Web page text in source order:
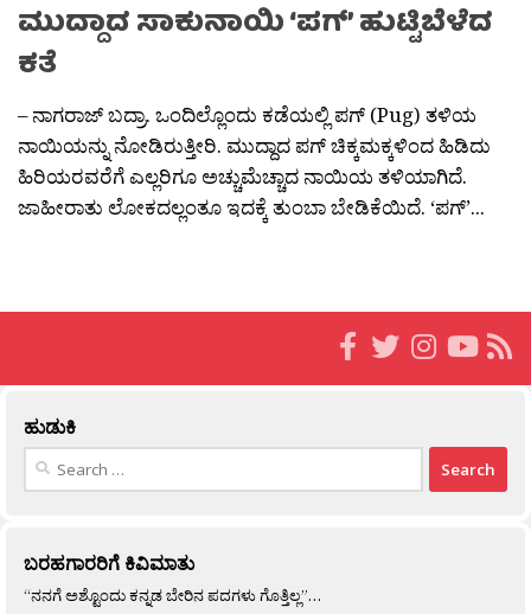
ಮುದ್ದಾದ ಸಾಕುನಾಯಿ ‘ಪಗ್’ ಹುಟ್ಟಿಬೆಳೆದ
ಕತೆ
– ನಾಗರಾಜ್ ಬದ್ರಾ. ಒಂದಿಲ್ಲೊಂದು ಕಡೆಯಲ್ಲಿ ಪಗ್ (Pug) ತಳಿಯ
ನಾಯಿಯನ್ನು ನೋಡಿರುತ್ತೀರಿ. ಮುದ್ದಾದ ಪಗ್ ಚಿಕ್ಕಮಕ್ಕಳಿಂದ ಹಿಡಿದು
ಹಿರಿಯರವರೆಗೆ ಎಲ್ಲರಿಗೂ ಅಚ್ಚುಮೆಚ್ಚಾದ ನಾಯಿಯ ತಳಿಯಾಗಿದೆ.
ಜಾಹೀರಾತು ಲೋಕದಲ್ಲಂತೂ ಇದಕ್ಕೆ ತುಂಬಾ ಬೇಡಿಕೆಯಿದೆ. ‘ಪಗ್’...
ಹುಡುಕಿ
Search
ಬರಹಗಾರರಿಗೆ ಕಿವಿಮಾತು
“ನನಗೆ ಅಶ್ಟೊಂದು ಕನ್ನಡ ಬೇರಿನ ಪದಗಳು ಗೊತ್ತಿಲ್ಲ”…